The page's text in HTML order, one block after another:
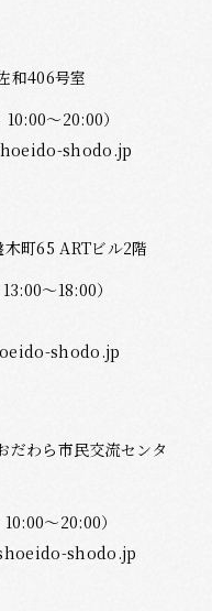
和406号室
10:00～20:00）
shodo.jp
町65 ARTビル2階
～18:00）
shodo.jp
だわら市民交流センタ
10:00～20:00）
shodo.jp